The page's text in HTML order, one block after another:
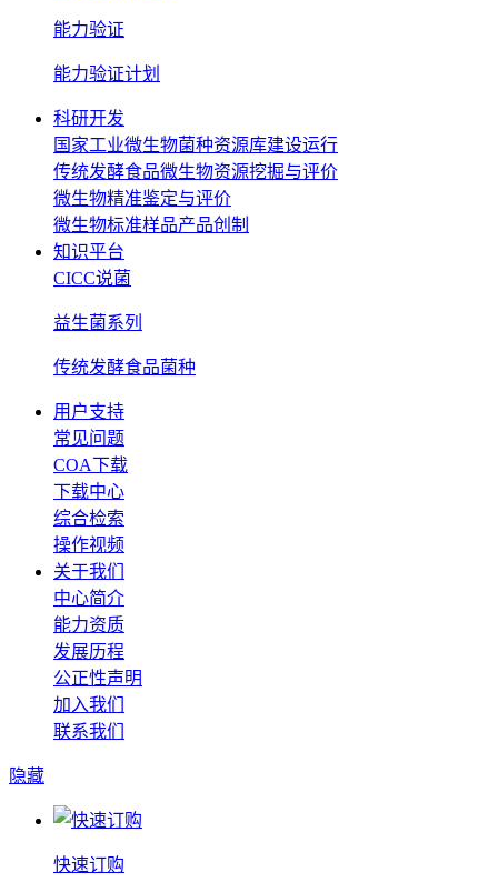
能力验证
能力验证计划
科研开发
国家工业微生物菌种资源库建设运行
传统发酵食品微生物资源挖掘与评价
微生物精准鉴定与评价
微生物标准样品产品创制
知识平台
CICC说菌
益生菌系列
传统发酵食品菌种
用户支持
常见问题
COA下载
下载中心
综合检索
操作视频
关于我们
中心简介
能力资质
发展历程
公正性声明
加入我们
联系我们
隐藏
快速订购